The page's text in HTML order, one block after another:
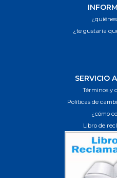
¿te gustaría
SERVICIO
Términos y
Políticas de
¿cómo
Libro de